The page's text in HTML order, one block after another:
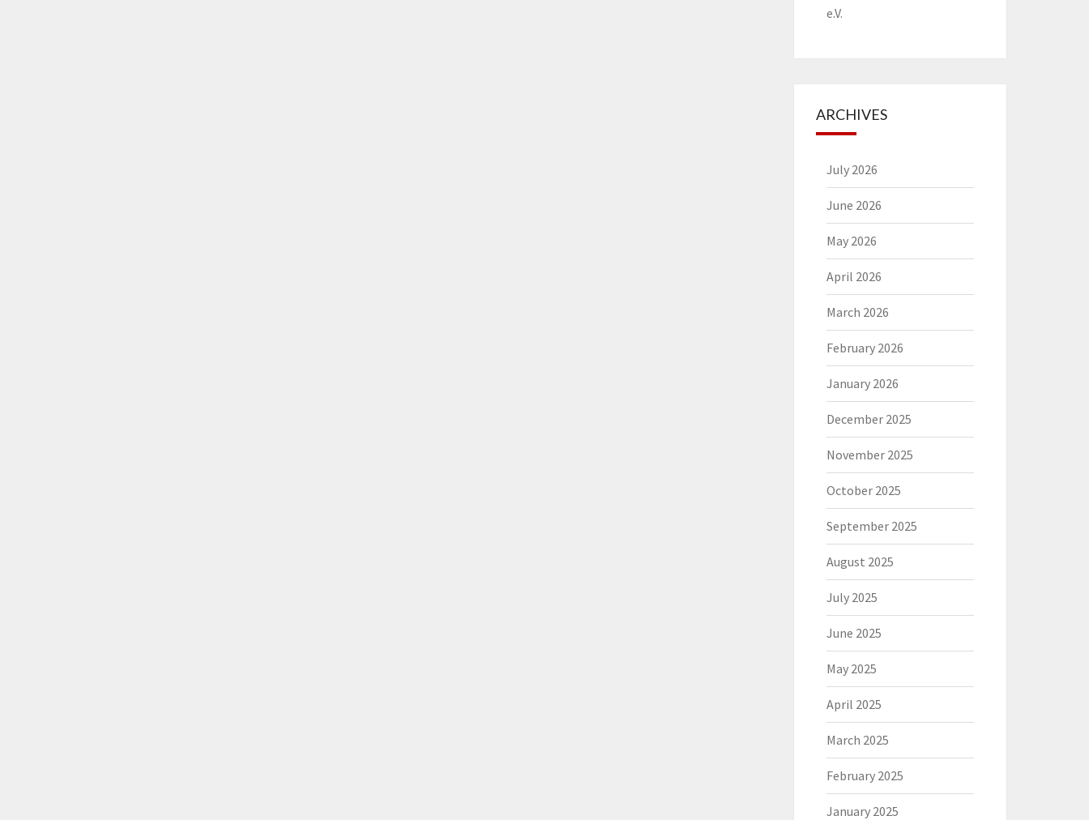
e.V.
ARCHIVES
July 2026
June 2026
May 2026
April 2026
March 2026
February 2026
January 2026
December 2025
November 2025
October 2025
September 2025
August 2025
July 2025
June 2025
May 2025
April 2025
March 2025
February 2025
January 2025